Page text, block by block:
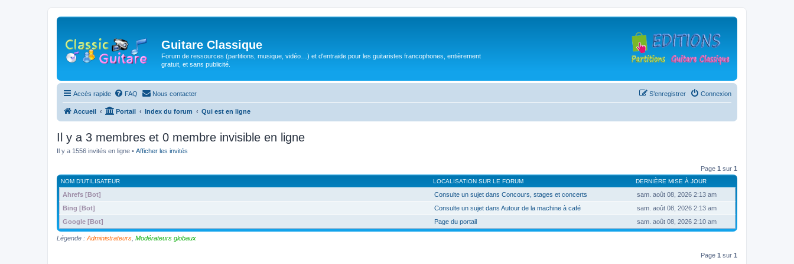
Guitare Classique
Forum de ressources (partitions, musique, vidéo…) et d'entraide pour les guitaristes francophones, entièrement
gratuit, et sans publicité.
Accès rapide FAQ Nous contacter Connexion
S’enregistrer
Accueil Portail Index du forum Qui est en ligne
Il y a 3 membres et 0 membre invisible en ligne
Il y a 1556 invités en ligne • Afficher les invités
Page 1 sur 1
NOM D’UTILISATEUR LOCALISATION SUR LE FORUM DERNIÈRE MISE À JOUR
Ahrefs [Bot] Consulte un sujet dans Concours, stages et concerts
sam. août 08, 2026 2:13 am
Bing [Bot]
Consulte un sujet dans Autour de la machine à café
sam. août 08, 2026 2:13 am
Google [Bot]
Page du portail sam. août 08, 2026 2:10 am
Légende : Administrateurs Modérateurs globaux
Page 1 sur 1